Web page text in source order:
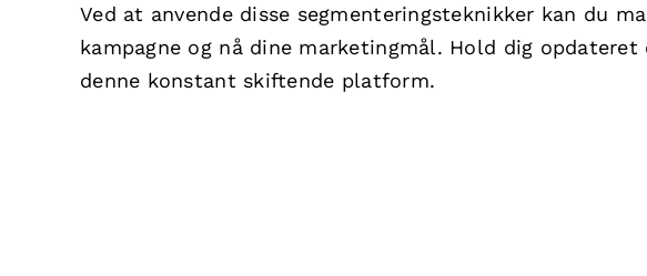
Ved at anvende disse segmenteringsteknikker kan du
kampagne og nå dine marketingmål. Hold dig
denne konstant skiftende platform.